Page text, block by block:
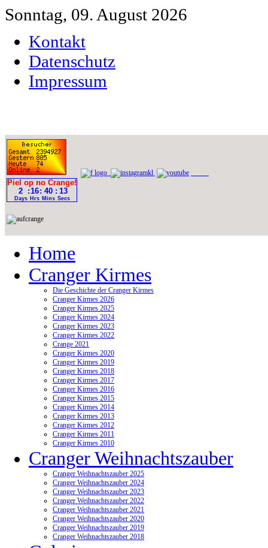
Sonntag, 09. August 2026
Kontakt
Datenschutz
Impressum
Home
Cranger Kirmes
Die Geschichte der Cranger Kirmes
Cranger Kirmes 2026
Cranger Kirmes 2025
Cranger Kirmes 2024
Cranger Kirmes 2023
Cranger Kirmes 2022
Crange 2021
Cranger Kirmes 2020
Cranger Kirmes 2019
Cranger Kirmes 2018
Cranger Kirmes 2017
Cranger Kirmes 2016
Cranger Kirmes 2015
Cranger Kirmes 2014
Cranger Kirmes 2013
Cranger Kirmes 2012
Cranger Kirmes 2011
Cranger Kirmes 2010
Cranger Weihnachtszauber
Cranger Weihnachtszauber 2025
Cranger Weihnachtszauber 2024
Cranger Weihnachtszauber 2023
Cranger Weihnachtszauber 2022
Cranger Weihnachtszauber 2021
Cranger Weihnachtszauber 2020
Cranger Weihnachtszauber 2019
Cranger Weihnachtszauber 2018